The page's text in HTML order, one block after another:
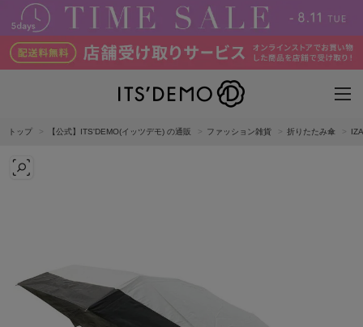
トップ 【公式】ITS'DEMO(イッツデモ) の通販 ファッション雑貨 折りたたみ傘